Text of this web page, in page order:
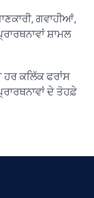
ਗਵਾਹੀਆਂ,
ਸ਼ਾਮਲ
ਹਰ ਕਲਿੱਕ ਫਰਾਂਸ
ਦੇ ਤੋਹਫ਼ੇ
Vietnamese